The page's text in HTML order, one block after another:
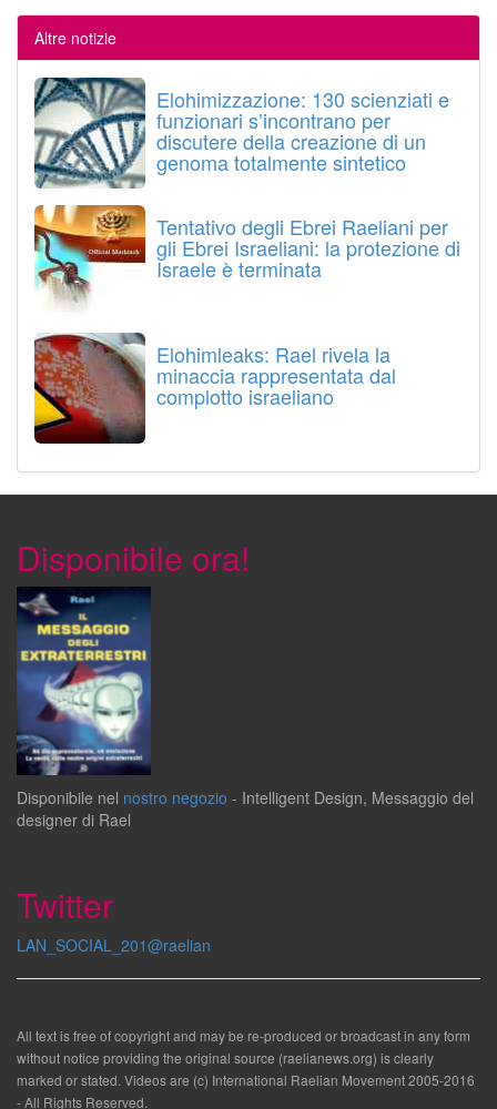
Altre notizie
Elohimizzazione: 130 scienziati e
funzionari s’incontrano per
discutere della creazione di un
genoma totalmente sintetico
Tentativo degli Ebrei Raeliani per
gli Ebrei Israeliani: la protezione di
Israele è terminata
Elohimleaks: Rael rivela la
minaccia rappresentata dal
complotto israeliano
Disponibile ora!
Disponibile nel nostro negozio - Intelligent Design, Messaggio del
designer di Rael
Twitter
LAN_SOCIAL_201@raelian
All text is free of copyright and may be re-produced or broadcast in any form
without notice providing the original source (raelianews.org) is clearly
marked or stated. Videos are (c) International Raelian Movement 2005-2016
- All Rights Reserved.